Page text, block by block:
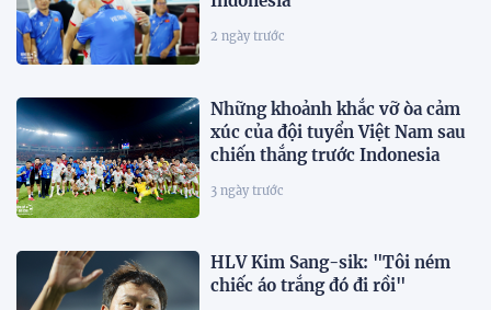
2 ngày trước
Những khoảnh khắc vỡ òa cảm
xúc của đội tuyển Việt Nam sau
chiến thắng trước Indonesia
3 ngày trước
HLV Kim Sang-sik: "Tôi ném
chiếc áo trắng đó đi rồi"